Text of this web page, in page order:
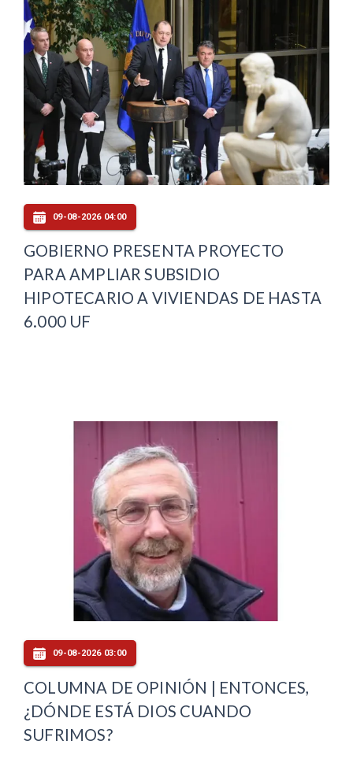
09-08-2026 04:00
GOBIERNO PRESENTA PROYECTO
PARA AMPLIAR SUBSIDIO
HIPOTECARIO A VIVIENDAS DE HASTA
6.000 UF
09-08-2026 03:00
COLUMNA DE OPINIÓN | ENTONCES,
¿DÓNDE ESTÁ DIOS CUANDO
SUFRIMOS?